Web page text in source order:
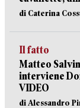
di Caterina
Il fatto
Matteo
interviene
VIDEO
di Alessandro